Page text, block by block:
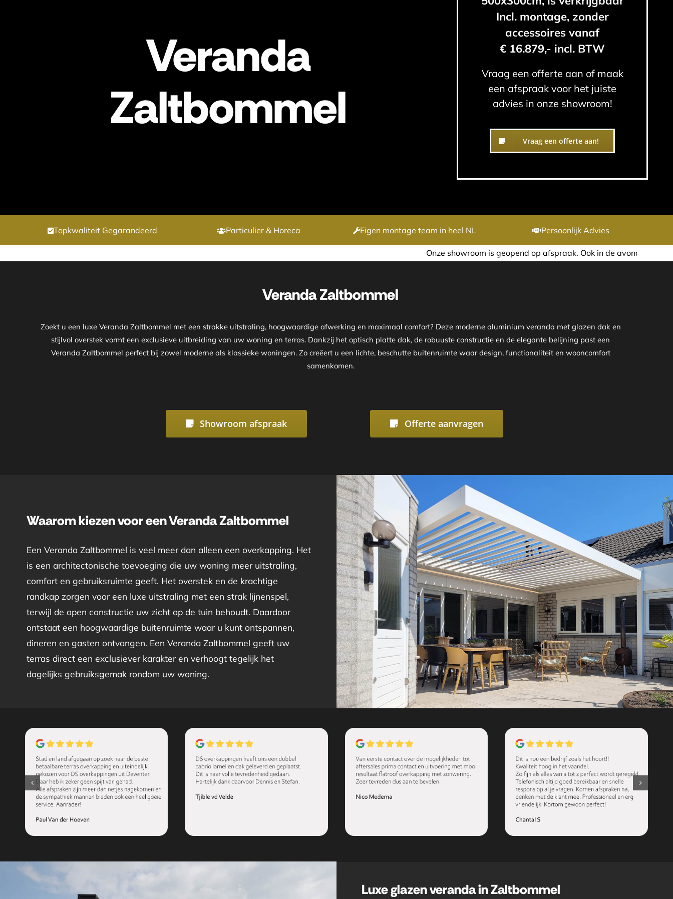
Veranda
Zaltbommel
Incl. montage, zonder
accessoires vanaf
€ 16.879,- incl. BTW
Vraag een offerte aan of maak
een afspraak voor het juiste
advies in onze showroom!
Vraag een offerte aan!
Topkwaliteit Gegarandeerd Particulier & Horeca Eigen montage team in heel NL Persoonlijk Advies
Onze showroom is geopend op afspraak. Ook in de avond of in het weekend nemen wij
Veranda Zaltbommel
Zoekt u een luxe Veranda Zaltbommel met een strakke uitstraling, hoogwaardige afwerking en maximaal comfort? Deze moderne aluminium veranda met glazen dak en
stijlvol overstek vormt een exclusieve uitbreiding van uw woning en terras. Dankzij het optisch platte dak, de robuuste constructie en de elegante belijning past een
Veranda Zaltbommel perfect bij zowel moderne als klassieke woningen. Zo creëert u een lichte, beschutte buitenruimte waar design, functionaliteit en wooncomfort
samenkomen.
Showroom afspraak Offerte aanvragen
Waarom kiezen voor een Veranda Zaltbommel
Een Veranda Zaltbommel is veel meer dan alleen een overkapping. Het
is een architectonische toevoeging die uw woning meer uitstraling,
comfort en gebruiksruimte geeft. Het overstek en de krachtige
randkap zorgen voor een luxe uitstraling met een strak lijnenspel,
terwijl de open constructie uw zicht op de tuin behoudt. Daardoor
ontstaat een hoogwaardige buitenruimte waar u kunt ontspannen,
dineren en gasten ontvangen. Een Veranda Zaltbommel geeft uw
terras direct een exclusiever karakter en verhoogt tegelijk het
dagelijks gebruiksgemak rondom uw woning.
Luxe glazen veranda in Zaltbommel